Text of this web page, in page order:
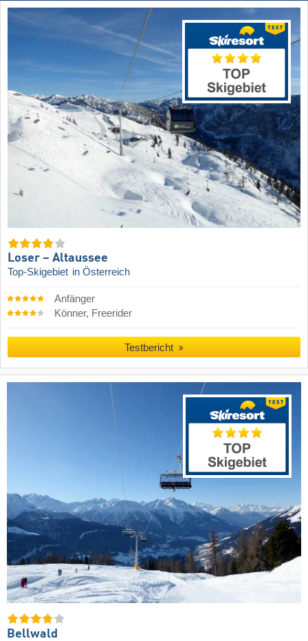
Loser – Altaussee
Top-Skigebiet in Österreich
Anfänger
Könner, Freerider
Testbericht
Bellwald